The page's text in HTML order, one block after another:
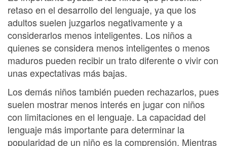
retaso en el desarrollo del lenguaje, ya que los
adultos suelen juzgarlos negativamente y a
considerarlos menos inteligentes. Los niños a
quienes se considera menos inteligentes o menos
maduros pueden recibir un trato diferente o vivir con
unas expectativas más bajas.
Los demás niños también pueden rechazarlos, pues
suelen mostrar menos interés en jugar con niños
con limitaciones en el lenguaje. La capacidad del
lenguaje más importante para determinar la
popularidad de un niño es la comprensión. Mientras